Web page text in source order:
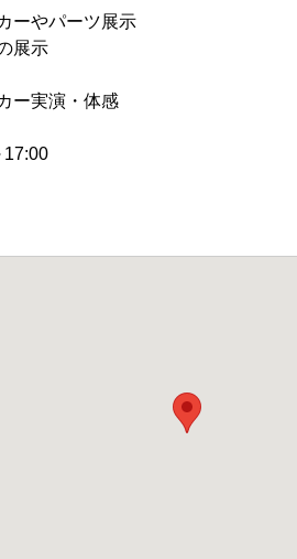
ーやパーツ展示
展示
ー実演・体感
～17:00